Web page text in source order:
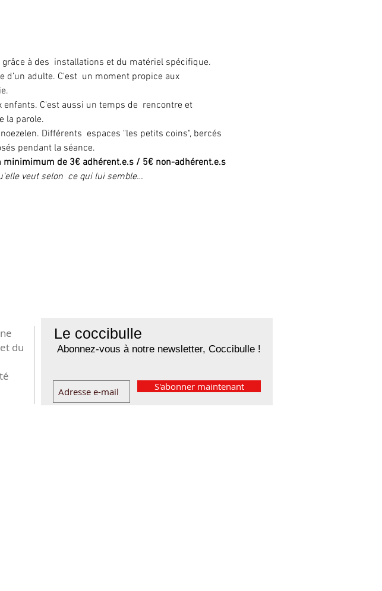
à des  installations et du matériel spécifique.
adulte. C'est  un moment propice aux
C'est aussi un temps de  rencontre et
la parole.
Différents  espaces "les petits coins", bercés
pendant la séance.
minimimum de 3€ adhérent.e.s / 5€ non-adhérent.e.s
veut selon  ce qui lui semble…
Le coccibulle
Abonnez-vous à notre newsletter, Coccibulle !
S'abonner maintenant
du